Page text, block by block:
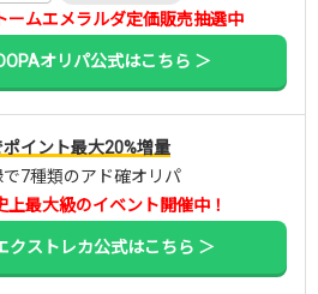
ームエメラルダ定価販売抽選中
オリパ公式はこちら ＞
ポイント最大20%増量
で7種類のアド確オリパ
上最大級のイベント開催中！
クストレカ公式はこちら ＞